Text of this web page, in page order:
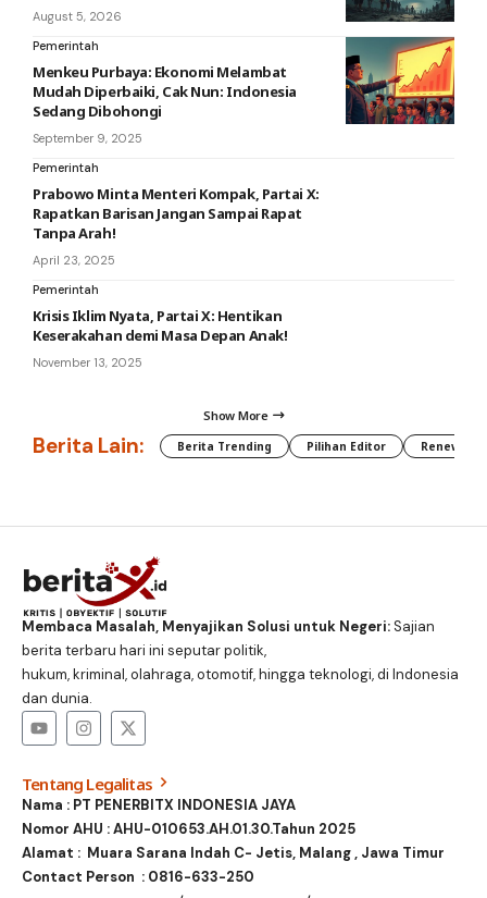
August 5, 2026
Pemerintah
Menkeu Purbaya: Ekonomi Melambat
Mudah Diperbaiki, Cak Nun: Indonesia
Sedang Dibohongi
September 9, 2025
Pemerintah
Prabowo Minta Menteri Kompak, Partai X:
Rapatkan Barisan Jangan Sampai Rapat
Tanpa Arah!
April 23, 2025
Pemerintah
Krisis Iklim Nyata, Partai X: Hentikan
Keserakahan demi Masa Depan Anak!
November 13, 2025
Show More
Berita Lain: Berita Trending Pilihan Editor
Membaca Masalah, Menyajikan Solusi untuk Negeri:Sajian
berita terbaru hari ini seputar politik,
hukum, kriminal, olahraga, otomotif, hingga teknologi, di Indonesia
dan dunia.
Tentang Legalitas
Nama : PT PENERBITX INDONESIA JAYA
Nomor AHU : AHU-010653.AH.01.30.Tahun 2025
Alamat : Muara Sarana Indah C- Jetis, Malang , Jawa Timur
Contact Person : 0816-633-250